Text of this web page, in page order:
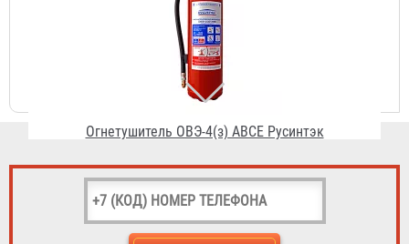
Огнетушитель ОВЭ-4(з) АВCЕ Русинтэк
10 530 ₽